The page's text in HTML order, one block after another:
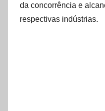
da concorrência e
respectivas indústrias.